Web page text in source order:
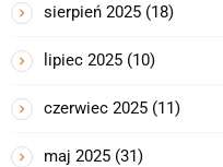
sierpień 2025 (18)
lipiec 2025 (10)
czerwiec 2025 (11)
maj 2025 (31)